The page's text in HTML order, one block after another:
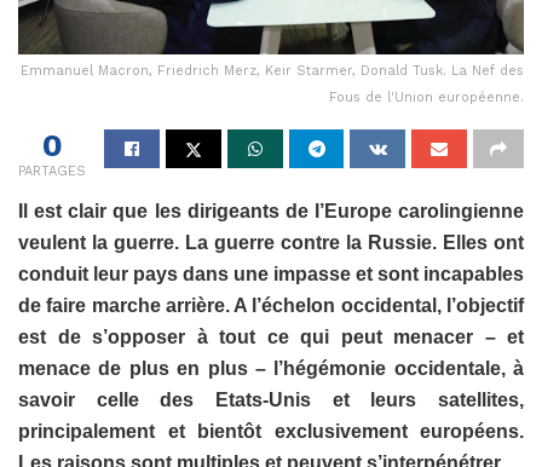
Emmanuel Macron, Friedrich Merz, Keir Starmer, Donald Tusk. La Nef des
Fous de l'Union européenne.
0
PARTAGES
Il est clair que les dirigeants de l’Europe carolingienne
veulent la guerre. La guerre contre la Russie. Elles ont
conduit leur pays dans une impasse et sont incapables
de faire marche arrière. A l’échelon occidental, l’objectif
est de s’opposer à tout ce qui peut menacer – et
menace de plus en plus – l’hégémonie occidentale, à
savoir celle des Etats-Unis et leurs satellites,
principalement et bientôt exclusivement européens.
Les raisons sont multiples et peuvent s’interpénétrer.